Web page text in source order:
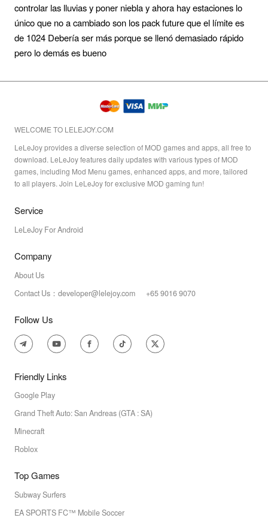
controlar las lluvias y poner niebla y ahora hay estaciones lo
único que no a cambiado son los pack future que el límite es
de 1024 Debería ser más porque se llenó demasiado rápido
pero lo demás es bueno
WELCOME TO LELEJOY.COM
LeLeJoy provides a diverse selection of MOD games and apps, all free to
download. LeLeJoy features daily updates with various types of MOD
games, including Mod Menu games, enhanced apps, and more, tailored
to all players. Join LeLeJoy for exclusive MOD gaming fun!
Service
LeLeJoy For Android
Company
About Us
Contact Us：developer@lelejoy.com +65 9016 9070
Follow Us
Friendly Links
Google Play
Grand Theft Auto: San Andreas (GTA : SA)
Minecraft
Roblox
Top Games
Subway Surfers
EA SPORTS FC™ Mobile Soccer